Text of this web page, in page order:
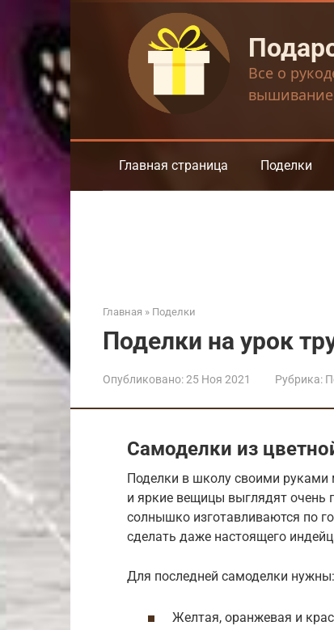
контенту
Все о
вышивание
Главная страница Поделки
Главная » Поделки
Поделки на урок
Опубликовано:25 Ноя 2021 Рубрика:
Самоделки из
Поделки в школу своими руками
и яркие вещицы выглядят очень
солнышко изготавливаются по
сделать даже настоящего
Для последней самоделки нужны:
Желтая, оранжевая и